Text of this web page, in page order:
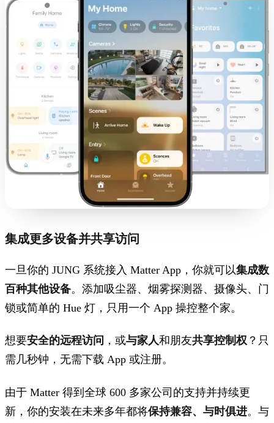
集成更多设备并共享访问
一旦你的 JUNG 系统接入 Matter App，你就可以集成数
百种其他设备。添加吸尘器、烟雾探测器、摄像头、门
锁或简单的 Hue 灯，只用一个 App 操控整个家。
想要安全的远程访问 ，或与家人和朋友共享控制权 ？只
需几秒钟，无需下载 App 或注册。
由于 Matter 得到全球 600 多家公司的支持并持续更
新，你的安装在未来多年都将保持兼容、与时俱进。与